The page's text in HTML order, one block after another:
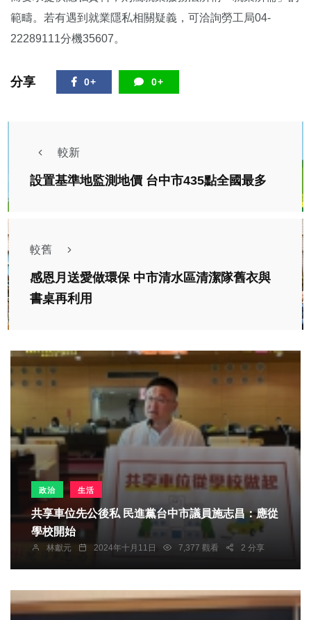
範疇。若有遇到就業隱私相關疑義，可洽詢勞工局04-
22289111分機35607。
分享 0+ 0+
較新
設置基準地監測地價 台中市435點全國最多
較舊
感恩月送愛做環保 中市清水區清潔隊舊衣與
書桌再利用
政治 生活
共享車位先公後私 民進黨台中市議員施志昌：應從
學校開始
林獻元 2024年十月11日 7,377 觀看 2 分享